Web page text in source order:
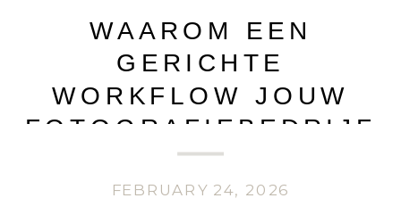
FEBRUARY 24, 2026
WAAROM EEN
GERICHTE
WORKFLOW JOUW
FOTOGRAFIEBEDRIJF
ÉCHT KAN LATEN
GROEIEN